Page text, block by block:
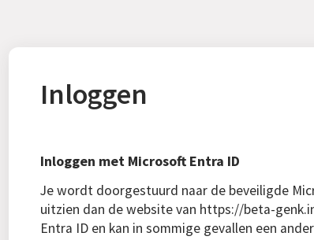
Inloggen
Inloggen met Microsoft Entra ID
Je wordt doorgestuurd naar de beveiligde
uitzien dan de website van https://beta-
Entra ID en kan in sommige gevallen een